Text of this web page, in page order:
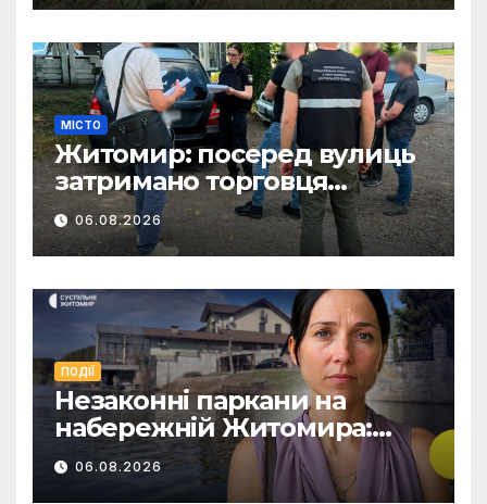
МІСТО
Житомир: посеред вулиць
затримано торговця
зброєю.
06.08.2026
ПОДІЇ
Незаконні паркани на
набережній Житомира:
поліція перевіряє погрози
від представниць
06.08.2026